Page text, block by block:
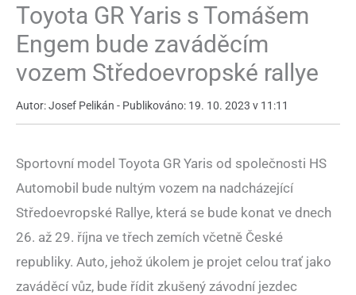
Toyota GR Yaris s Tomášem
Engem bude zaváděcím
vozem Středoevropské rallye
Autor: Josef Pelikán - Publikováno: 19. 10. 2023 v 11:11
Sportovní model Toyota GR Yaris od společnosti HS
Automobil bude nultým vozem na nadcházející
Středoevropské Rallye, která se bude konat ve dnech
26. až 29. října ve třech zemích včetně České
republiky. Auto, jehož úkolem je projet celou trať jako
zaváděcí vůz, bude řídit zkušený závodní jezdec